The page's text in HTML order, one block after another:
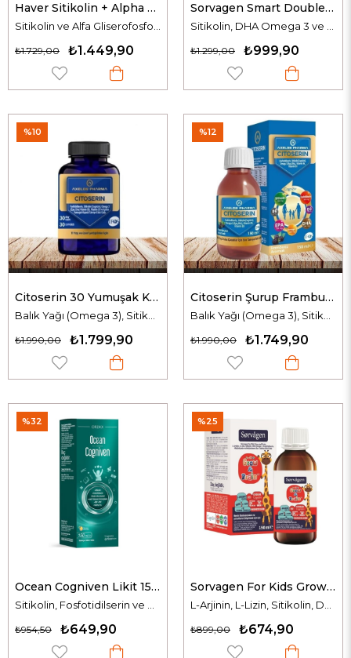
Haver Sitikolin + Alpha GPC 30 Kapsül
Sitikolin ve Alfa Gliserofosfokolin İçeren Takviye Edici Gıda
₺1.449,90
₺1.729,00
Sorvagen Smart Double Sitikolin 30 Kapsül
Sitikolin, DHA Omega 3 ve Vitamin B12 İçeren Takviye Edici Gıda
₺999,90
₺1.299,00
Citoserin 30 Yumuşak Kapsül
Balık Yağı (Omega 3), Sitikolin ve Fosfotidilserin İçeren Takviye Edici Gıda
₺1.799,90
₺1.990,00
%10
Citoserin Şurup Frambuaz Aromalı 150 ml
Balık Yağı (Omega 3), Sitikolin ve Fosfotidilserin İçeren Takviye Edici Gıda
₺1.749,90
₺1.990,00
%12
Ocean Cogniven Likit 150 ml
Sitikolin, Fosfotidilserin ve B Vitaminleri İçeren Takviye Edici Gıda
₺649,90
₺954,50
%32
Sorvagen For Kids Grow & Brain 150 ml
L-Arjinin, L-Lizin, Sitikolin, DHA Omega-3, Fosfotidilserin, Multivitamin ve Mineraller
₺674,90
₺899,00
%25